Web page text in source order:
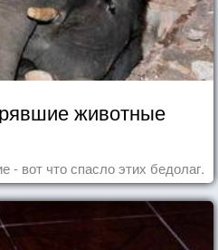
животные
- вот что спасло этих бедолаг.